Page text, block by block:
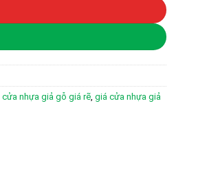
cửa nhựa giả gỗ giá rẽ, giá cửa nhựa giả